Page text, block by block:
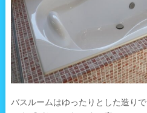
バスルームはゆったりとした造り